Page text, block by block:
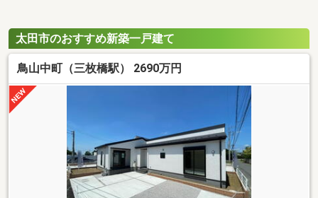
太田市のおすすめ新築一戸建て
鳥山中町（三枚橋駅） 2690万円